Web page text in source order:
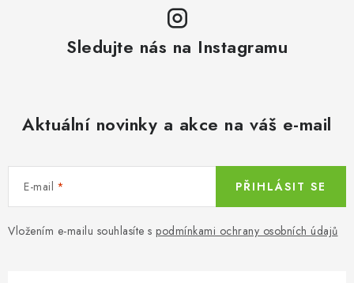
Sledujte nás na Instagramu
Aktuální novinky a akce na váš e-mail
E-mail
Vložením e-mailu souhlasíte s podmínkami ochrany osobních údajů
PŘIHLÁSIT SE